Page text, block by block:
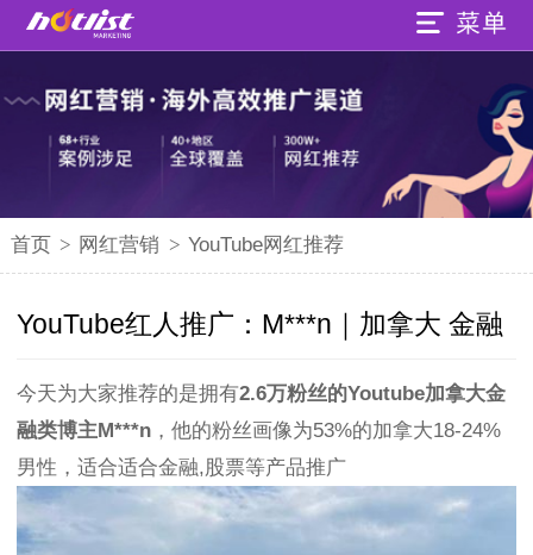
首页 > 网红营销 > YouTube网红推荐
YouTube红人推广：M***n｜加拿大 金融
今天为大家推荐的是拥有2.6万粉丝的Youtube加拿大金
融类博主M***n ，他的粉丝画像为53%的加拿大18-24%
男性，适合适合金融,股票等产品推广